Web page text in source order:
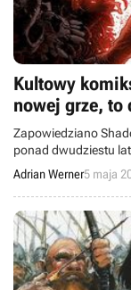
Kultowy
nowej grze, to
Zapowiedziano
ponad dwudziestu
bohaterem.
Adrian Werner5 maja